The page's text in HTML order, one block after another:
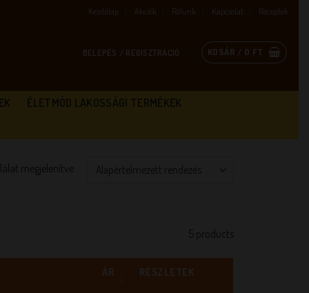
Kezdőlap Akciók Rólunk Kapcsolat Receptek
BELÉPÉS / REGISZTRÁCIÓ KOSÁR / 0 FT
ÉLETMÓD LAKOSSÁGI TERMÉKEK
megjelenítve
5 products
ÁR RÉSZLETEK